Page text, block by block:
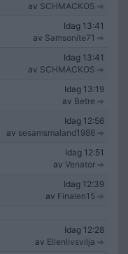
av SCHMACKOS
Idag 13:41
av Samsonite71
Idag 13:41
av SCHMACKOS
Idag 13:19
av Betre
Idag 12:56
av sesamsmaland1986
Idag 12:51
av Venator
Idag 12:39
av Finalen15
Idag 12:28
av Ellenlivsvilja